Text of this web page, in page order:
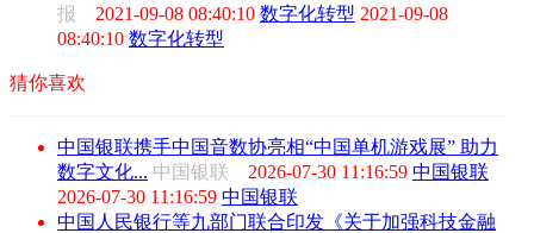
报 2021-09-08 08:40:10 数字化转型 2021-09-08
08:40:10 数字化转型
猜你喜欢
中国银联携手中国音数协亮相“中国单机游戏展” 助力
数字文化... 中国银联 2026-07-30 11:16:59 中国银联
2026-07-30 11:16:59 中国银联
中国人民银行等九部门联合印发《关于加强科技金融